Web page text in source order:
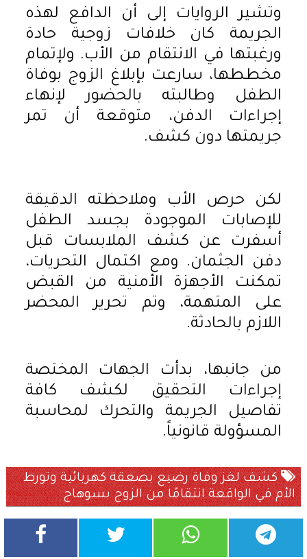
وتشير الروايات إلى أن الدافع لهذه
الجريمة كان خلافات زوجية حادة
ورغبتها في الانتقام من الأب. ولإتمام
مخططها، سارعت بإبلاغ الزوج بوفاة
الطفل وطالبته بالحضور لإنهاء
إجراءات الدفن، متوقعة أن تمر
جريمتها دون كشف.
لكن حرص الأب وملاحظته الدقيقة
للإصابات الموجودة بجسد الطفل
أسفرت عن كشف الملابسات قبل
دفن الجثمان. ومع اكتمال التحريات،
تمكنت الأجهزة الأمنية من القبض
على المتهمة، وتم تحرير المحضر
اللازم بالحادثة.
من جانبها، بدأت الجهات المختصة
إجراءات التحقيق لكشف كافة
تفاصيل الجريمة والتحرك لمحاسبة
المسؤولة قانونياً.
كشف لغز وفاة رضيع بصعقة كهربائية وتورط
الأم في الواقعة انتقامًا من الزوج بسوهاج